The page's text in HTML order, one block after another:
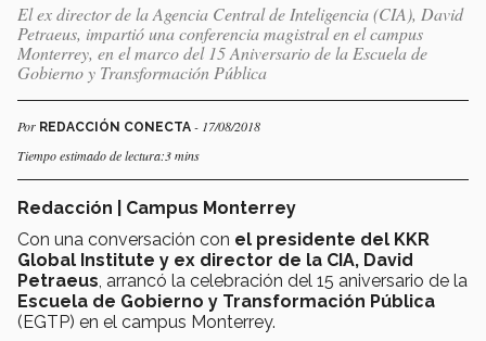
El ex director de la Agencia Central de Inteligencia (CIA), David
Petraeus, impartió una conferencia magistral en el campus
Monterrey, en el marco del 15 Aniversario de la Escuela de
Gobierno y Transformación Pública
Por REDACCIÓN CONECTA - 17/08/2018
Tiempo estimado de lectura:3 mins
Redacción | Campus Monterrey
Con una conversación con el presidente del KKR
Global Institute y ex director de la CIA, David
Petraeus , arrancó la celebración del 15 aniversario de la
Escuela de Gobierno y Transformación Pública
(EGTP) en el campus Monterrey.